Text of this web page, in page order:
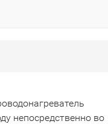
непосредственно во